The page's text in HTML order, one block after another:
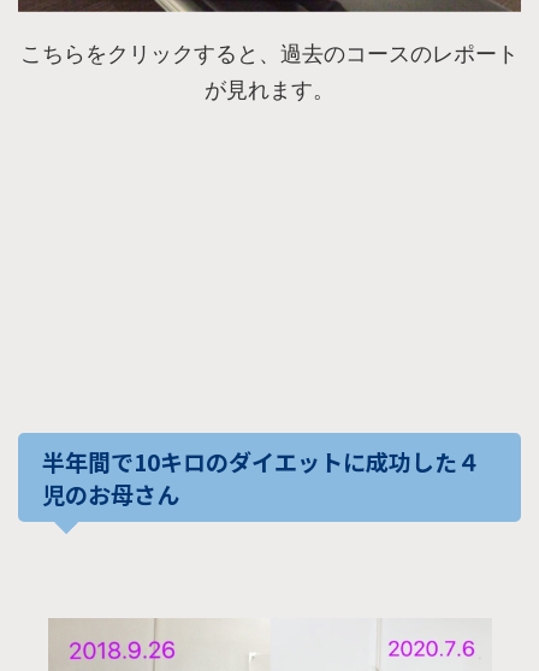
こちらをクリックすると、過去のコースのレポート
が見れます。
半年間で10キロのダイエットに成功した４
児のお母さん